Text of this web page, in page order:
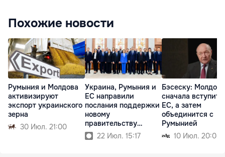
Похожие новости
Румыния и Молдова
активизируют
экспорт украинского
зерна
30 Июл. 21:00
Украина, Румыния и
ЕС направили
послания поддержки
новому
правительству
Молдовы
22 Июл. 15:17
Бэсеску: Молдова
сначала вступит в
ЕС, а затем
объединится с
Румынией
10 Июл. 20:08